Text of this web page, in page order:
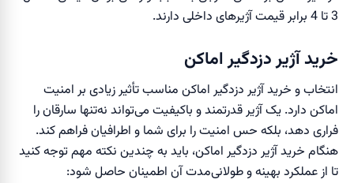
3 تا 4 برابر قیمت آژیر‌های داخلی دارند.
خرید آژیر دزدگیر اماکن
انتخاب و خرید آژیر دزدگیر اماکن مناسب تأثیر زیادی بر امنیت
اماکن دارد. یک آژیر قدرتمند و باکیفیت می‌تواند نه‌تنها سارقان را
فراری دهد، بلکه حس امنیت را برای شما و اطرافیان فراهم کند.
هنگام خرید آژیر دزدگیر اماکن، باید به چندین نکته مهم توجه کنید
تا از عملکرد بهینه و طولانی‌مدت آن اطمینان حاصل شود: